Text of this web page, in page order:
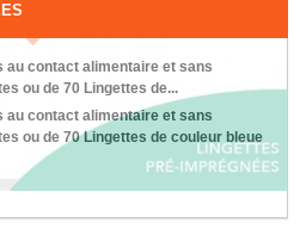
au contact alimentaire et sans
ou de 70 Lingettes de...
au contact alimentaire et sans
ou de 70 Lingettes de couleur bleue